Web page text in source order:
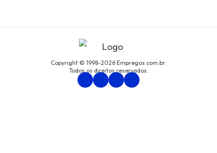
Copyright © 1998-2026 Empregos.com.br.
Todos os direitos reservados.